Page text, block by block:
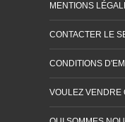
MENTIONS
CONTACTER LE
CONDITIONS
VOULEZ VENDRE